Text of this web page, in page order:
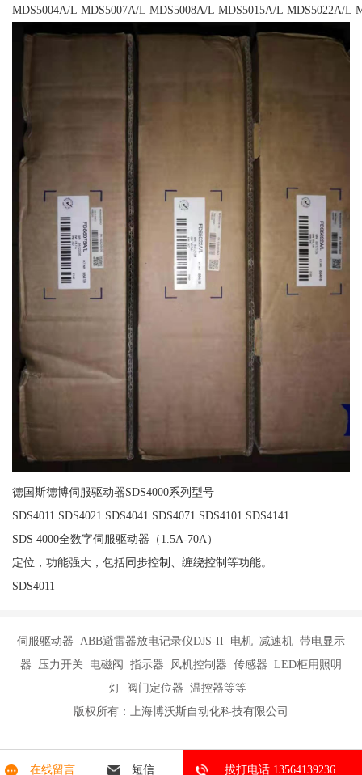
MDS5004A/L MDS5007A/L MDS5008A/L MDS5015A/L MDS5022A/
德国斯德博伺服驱动器SDS4000系列型号
SDS4011 SDS4021 SDS4041 SDS4071 SDS4101 SDS4141
SDS 4000全数字伺服驱动器（1.5A-70A）
定位，功能强大，包括同步控制、缠绕控制等功能。
SDS4011
伺服驱动器 ABB避雷器放电记录仪DJS-II 电机 减速机 带电显示
器 压力开关 电磁阀 指示器 风机控制器 传感器 LED柜用照明
灯 阀门定位器 温控器等等
版权所有：上海博沃斯自动化科技有限公司
在线留言 短信 拔打电话 13564139236